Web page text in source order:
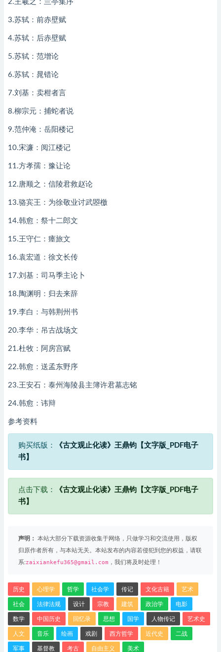
2.王羲之：兰亭集序
3.苏轼：前赤壁赋
4.苏轼：后赤壁赋
5.苏轼：范增论
6.苏轼：晁错论
7.刘基：卖柑者言
8.柳宗元：捕蛇者说
9.范仲淹：岳阳楼记
10.宋濂：阅江楼记
11.方孝孺：豫让论
12.唐顺之：信陵君救赵论
13.骆宾王：为徐敬业讨武曌檄
14.韩愈：祭十二郎文
15.王守仁：瘗旅文
16.袁宏道：徐文长传
17.刘基：司马季主论卜
18.陶渊明：归去来辞
19.李白：与韩荆州书
20.李华：吊古战场文
21.杜牧：阿房宫赋
22.韩愈：送孟东野序
23.王安石：泰州海陵县主簿许君墓志铭
24.韩愈：讳辩
参考资料
购买纸版：
《古文观止化读》王鼎钧【文字版_PDF电子
书】
点击下载：
《古文观止化读》王鼎钧【文字版_PDF电子
书】
声明： 本站大部分下载资源收集于网络，只做学习和交流使用，版权
归原作者所有，与本站无关。本站发布的内容若侵犯到您的权益，请联
系:zaixiankefu365@gmail.com ，我们将及时处理！
历史 心理学 哲学 社会学 传记 文化古籍 艺术
社会 法律法规 设计 宗教 建筑 政治学 电影
数学 中国历史 回忆录 思想 国学 人物传记 艺术史
人文 音乐 绘画 戏剧 西方哲学 近代史 二战
军事 基督教 考古 自由主义 美术